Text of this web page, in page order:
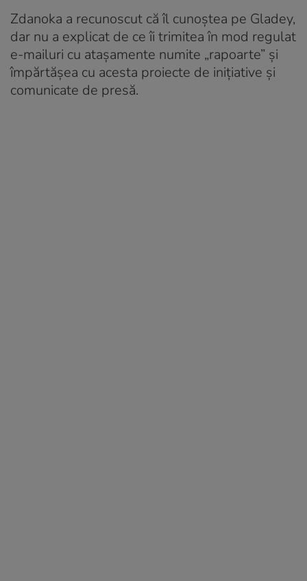
Zdanoka a recunoscut că îl cunoștea pe Gladey,
dar nu a explicat de ce îi trimitea în mod regulat
e-mailuri cu atașamente numite „rapoarte” și
împărtășea cu acesta proiecte de inițiative și
comunicate de presă.